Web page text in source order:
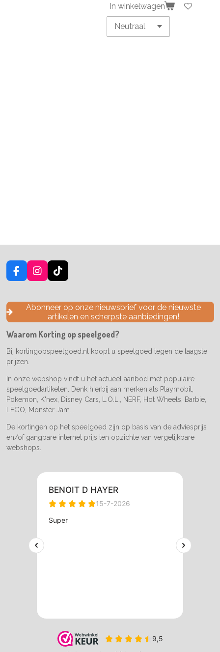
In winkelwagen
F
a
e
o
k
I
n
t
a
g
a
m
T
i
T
o
k
Abonneer op onze nieuwsbrief voor de nieuwste
artikelen en scherpste aanbiedingen!
Waarom Korting op speelgoed?
Bij kortingopspeelgoed.nl koopt u speelgoed tegen de laagste
prijzen.
In onze webshop vindt u het actueel aanbod met populaire
speelgoedartikelen. Denk hierbij aan merken als Playmobil,
Pokemon, K'nex, Disney Cars, L.O.L., NERF, Hot Wheels, Barbie,
LEGO, Monster Jam...
De kortingen op het speelgoed zijn op basis van de adviesprijs
en/of gangbare internet prijs ten opzichte van vergelijkbare
webshops.